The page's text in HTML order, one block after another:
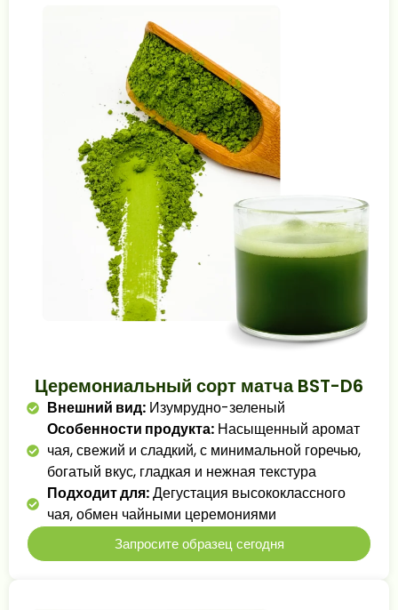
Церемониальный сорт матча BST-D6
Внешний вид:Изумрудно-зеленый
Особенности продукта:Насыщенный аромат
чая, свежий и сладкий, с минимальной горечью,
богатый вкус, гладкая и нежная текстура
Подходит для:Дегустация высококлассного
чая, обмен чайными церемониями
Запросите образец сегодня